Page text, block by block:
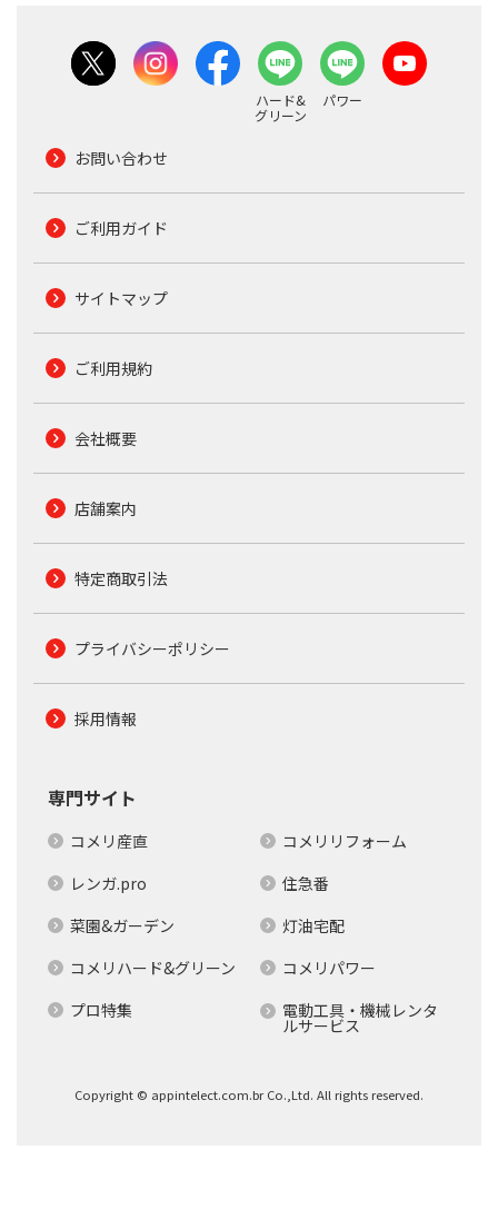
ハード&
グリーン
パワー
お問い合わせ
ご利用ガイド
サイトマップ
ご利用規約
会社概要
店舗案内
特定商取引法
プライバシーポリシー
採用情報
専門サイト
コメリ産直
コメリリフォーム
レンガ.pro
住急番
菜園&ガーデン
灯油宅配
コメリハード&グリーン
コメリパワー
プロ特集
電動工具・機械レンタ
ルサービス
Copyright © appintelect.com.br Co.,Ltd. All rights reserved.